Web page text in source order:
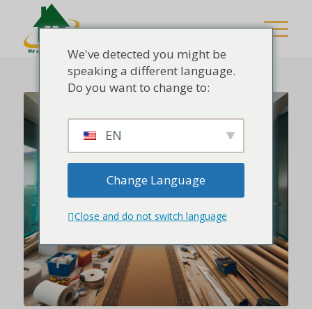
We've detected you might be
speaking a different language.
Do you want to change to:
EN
Change Language
Close and do not switch language